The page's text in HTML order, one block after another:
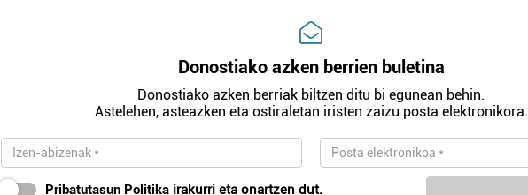
Donostiako azken berrien buletina
Donostiako azken berriak biltzen ditu bi egunean behin.
Astelehen, asteazken eta ostiraletan iristen zaizu posta elektronikora.
Pribatutasun Politika irakurri eta onartzen dut.